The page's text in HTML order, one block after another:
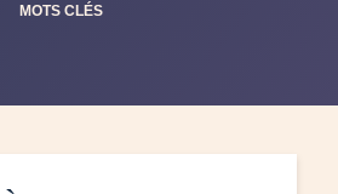
MOTS CLÉS